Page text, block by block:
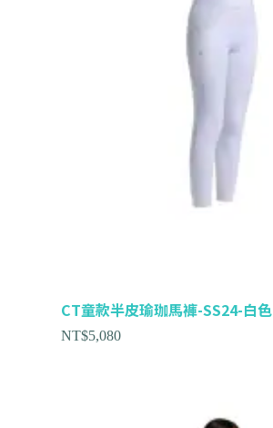
CT童款半皮瑜珈馬褲-SS24-白色
NT$5,080